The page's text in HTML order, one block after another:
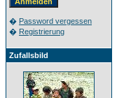
� Password vergessen
� Registrierung
Zufallsbild